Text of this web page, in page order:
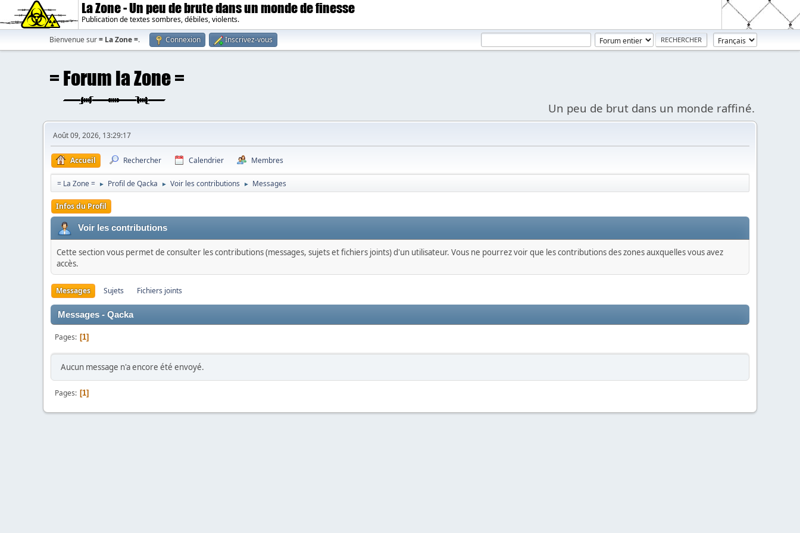
La Zone - Un peu de brute dans un monde de finesse
Publication de textes sombres, débiles, violents.
Bienvenue sur= La Zone =. Connexion Inscrivez-vous
Un peu de brut dans un monde raffiné.
Août 09, 2026, 13:29:17
Accueil Rechercher Calendrier Membres
= La Zone = ► Profil de Qacka ► Voir les contributions ► Messages
Infos du Profil
Voir les contributions
Cette section vous permet de consulter les contributions (messages, sujets et fichiers joints) d'un utilisateur. Vous ne pourrez voir que les contributions des zones auxquelles vous avez
accès.
Messages Sujets Fichiers joints
Messages - Qacka
Pages 1
Aucun message n'a encore été envoyé.
Pages 1